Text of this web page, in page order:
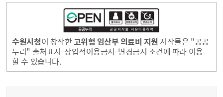
수원시청이 창작한고위험 임산부 의료비 지원 저작물은 "공공
누리" 출처표시-상업적이용금지-변경금지 조건에 따라 이용
할 수 있습니다.